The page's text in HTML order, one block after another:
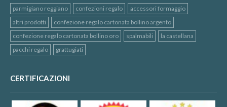
parmigiano reggiano confezioni regalo
accessori formaggio
altri prodotti
confezione regalo cartonata bollino argento
confezione regalo cartonata bollino oro
spalmabili
la castellana
pacchi regalo
grattugiati
CERTIFICAZIONI